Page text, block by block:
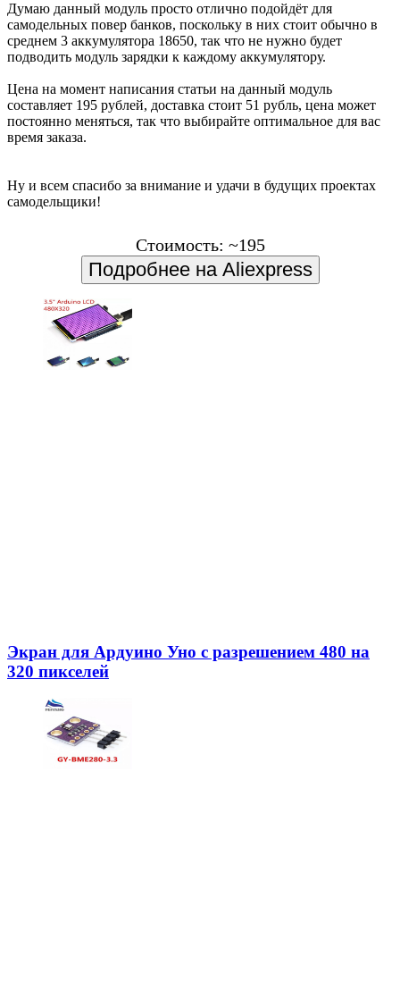
Думаю данный модуль просто отлично подойдёт для
самодельных повер банков, поскольку в них стоит обычно в
среднем 3 аккумулятора 18650, так что не нужно будет
подводить модуль зарядки к каждому аккумулятору.
Цена на момент написания статьи на данный модуль
составляет 195 рублей, доставка стоит 51 рубль, цена может
постоянно меняться, так что выбирайте оптимальное для вас
время заказа.
Ну и всем спасибо за внимание и удачи в будущих проектах
самодельщики!
Стоимость: ~195
Подробнее на Aliexpress
Экран для Ардуино Уно с разрешением 480 на
320 пикселей